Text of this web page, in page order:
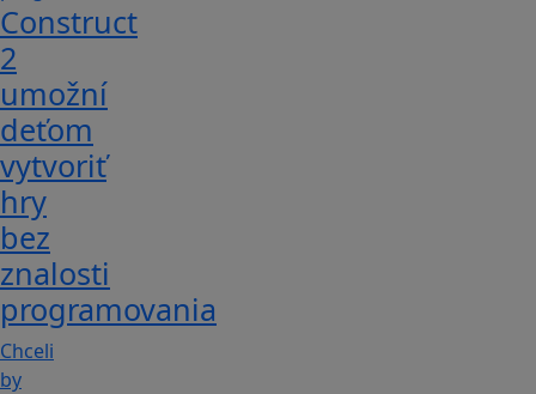
Construct
2
umožní
deťom
vytvoriť
hry
bez
znalosti
programovania
Chceli
by